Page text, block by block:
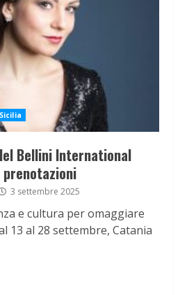
Bellini International
3 settembre 2025
e cultura per omaggiare
13 al 28 settembre, Catania